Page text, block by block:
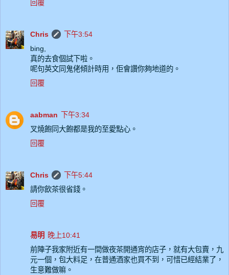
回覆
Chris
下午3:54
bing,
真的去食個試下啦。
呢句英文同鬼佬傾計時用，佢會讚你夠地道的。
回覆
aabman
下午3:34
叉燒飽同大飽都是我的至愛點心。
回覆
Chris
下午5:44
請你飲茶很省錢。
回覆
易明 晚上10:41
前陣子我家附近有一間做夜茶開通宵的店子，就有大包賣，九
元一個，包大料足，在普通酒家也買不到，可惜已經結業了，
生意難做嘛。